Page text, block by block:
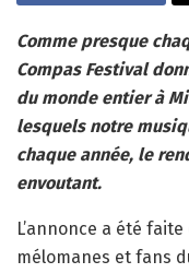
Comme presque
Compas Festival
du monde entier à
lesquels notre
chaque année, le
envoutant.
L’annonce a été
mélomanes et fans